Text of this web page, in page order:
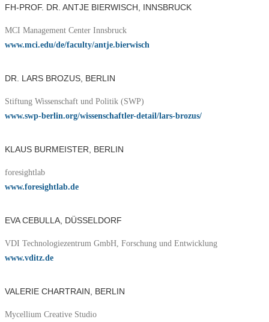
FH-PROF. DR. ANTJE BIERWISCH, INNSBRUCK
MCI Management Center Innsbruck
www.mci.edu/de/faculty/antje.bierwisch
DR. LARS BROZUS, BERLIN
Stiftung Wissenschaft und Politik (SWP)
www.swp-berlin.org/wissenschaftler-detail/lars-brozus/
KLAUS BURMEISTER, BERLIN
foresightlab
www.foresightlab.de
EVA CEBULLA, DÜSSELDORF
VDI Technologiezentrum GmbH, Forschung und Entwicklung
www.vditz.de
VALERIE CHARTRAIN, BERLIN
Mycellium Creative Studio